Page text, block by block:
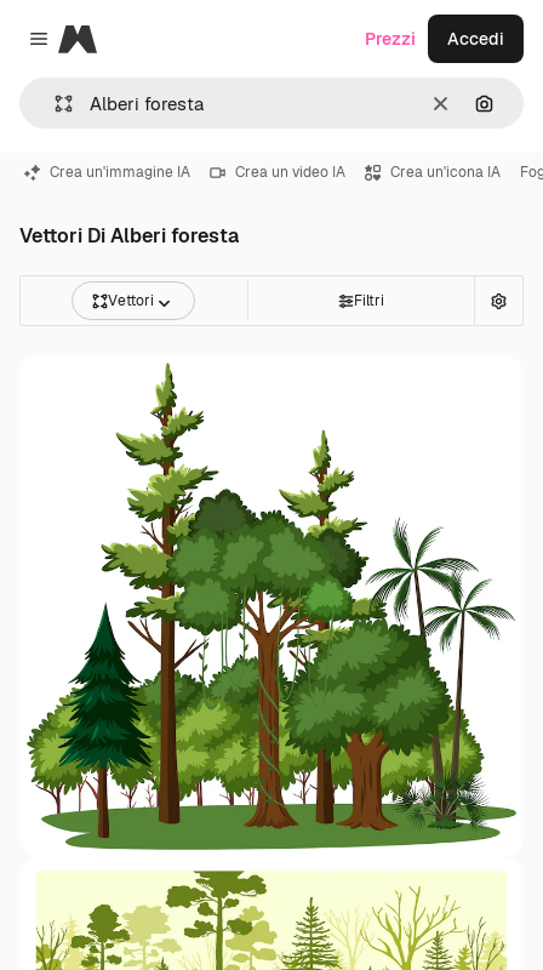
Close menu
Magnific
CancellaCerca
Prezzi Accedi
Crea un'immagine IA Crea un video IA Crea un'icona IA
Vettori Di Alberi foresta
Vettori Filtri